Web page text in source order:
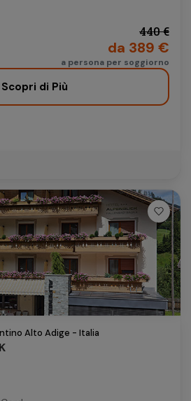
440 €
da 389 €
a persona per soggiorno
Scopri di Più
Alto Adige - Italia